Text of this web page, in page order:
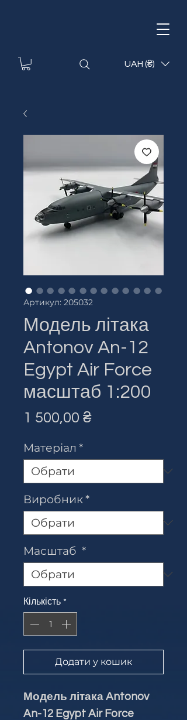
UAH (₴)
Артикул: 205032
Модель літака
Antonov An-12
Egypt Air Force
масштаб 1:200
1 500,00 ₴Ціна
Матеріал *
Виробник*
Масштаб *
Кількість *
Додати у кошик
Модель літака Antonov
An-12 Egypt Air Force